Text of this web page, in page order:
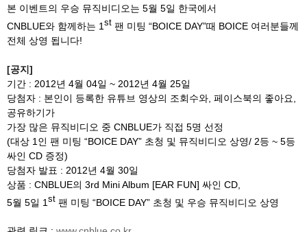
본 이벤트의 우승 뮤직비디오는 5월 5일 한국에서
CNBLUE와 함께하는 1 st 팬 미팅 “BOICE DAY”때 BOICE 여러분들께
전체 상영 됩니다!
[공지]
기간 : 2012년 4월 04일 ~ 2012년 4월 25일
당첨자 : 본인이 등록한 유튜브 영상의 조회수와, 페이스북의 좋아요,
공유하기가
가장 많은 뮤직비디오 중 CNBLUE가 직접 5명 선정
(대상 1인 팬 미팅 “BOICE DAY” 초청 및 뮤직비디오 상영/ 2등 ~ 5등
싸인 CD 증정)
당첨자 발표 : 2012년 4월 30일
상품 : CNBLUE의 3rd Mini Album [EAR FUN] 싸인 CD,
5월 5일 1 st 팬 미팅 “BOICE DAY” 초청 및 우승 뮤직비디오 상영